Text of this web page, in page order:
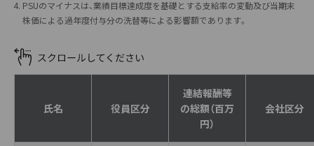
PSUのマイナスは、業績目標達成度を基礎とする支給率の変動及び当期末
株価による過年度付与分の洗替等による影響額であります。
氏名 役員区分
連結報酬等
の総額（百万
円）
会社区分